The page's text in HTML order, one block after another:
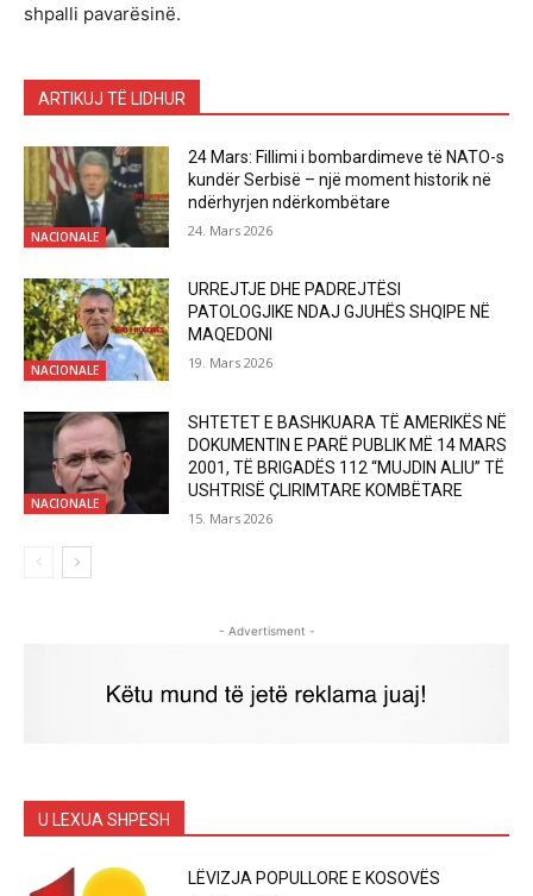
shpalli pavarësinë.
ARTIKUJ TË LIDHUR
NACIONALE
24 Mars: Fillimi i bombardimeve të NATO-s
kundër Serbisë – një moment historik në
ndërhyrjen ndërkombëtare
24. Mars 2026
NACIONALE
URREJTJE DHE PADREJTËSI
PATOLOGJIKE NDAJ GJUHËS SHQIPE NË
MAQEDONI
19. Mars 2026
NACIONALE
SHTETET E BASHKUARA TË AMERIKËS NË
DOKUMENTIN E PARË PUBLIK MË 14 MARS
2001, TË BRIGADËS 112 “MUJDIN ALIU” TË
USHTRISË ÇLIRIMTARE KOMBËTARE
15. Mars 2026
- Advertisment -
U LEXUA SHPESH
LËVIZJA POPULLORE E KOSOVËS